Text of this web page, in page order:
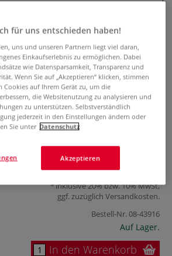
Sky
0 Bewertungen
Stempel, Sky ist optimal geeignet,
Stempelblocks zauberhafte Karten,
u.v.m. zu gestalten. Selbsthaftend
9,67 €
inklusive 20% bzw. 10% MwSt,
ggf. zuzüglich Versandkosten.
Bestell-Nr.08-43916
Auf Lager.
In den Warenkorb
für uns entschieden haben!
uns und unseren Partnern liegt viel daran,
Einkaufserlebnis zu ermöglichen. Dabei
wie Datensparsamkeit, Transparenz und
Wenn Sie auf „Akzeptieren“ klicken, stimmen
Cookies auf Ihrem Gerät zu, um die
die Websitenutzung zu analysieren und
zu unterstützen. Selbstverständlich
jederzeit in den Einstellungen ändern oder
Sie unter Datenschutz
Akzeptieren